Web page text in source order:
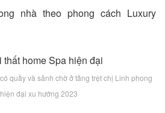
nhà theo phong cách Luxury
quầy và sảnh chờ ở tầng trệt chị Linh phong
đại xu hướng 2023